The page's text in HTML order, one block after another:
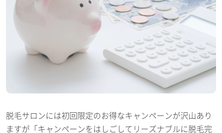
脱毛サロンには初回限定のお得なキャンペーンが沢山あり
ますが「キャンペーンをはしごしてリーズナブルに脱毛完